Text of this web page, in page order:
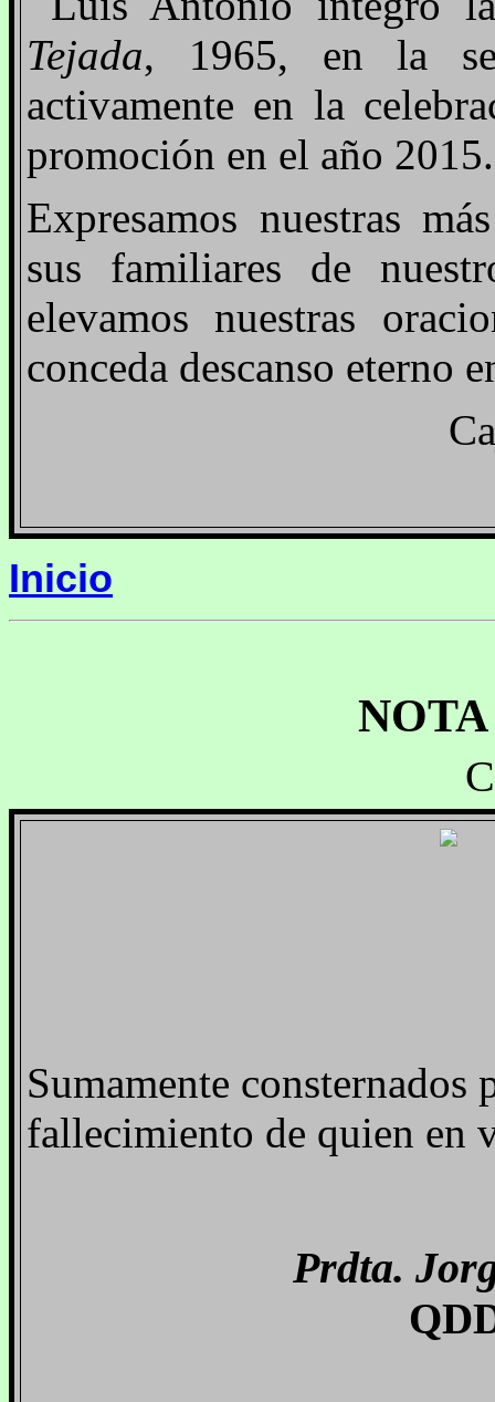
Tejada, 1965, en la
activamente en la
promoción en el año 2015.
Expresamos nuestras
sus familiares de
elevamos nuestras
conceda descanso eterno
Inicio
Sumamente consternados
fallecimiento de quien en
Prdta.